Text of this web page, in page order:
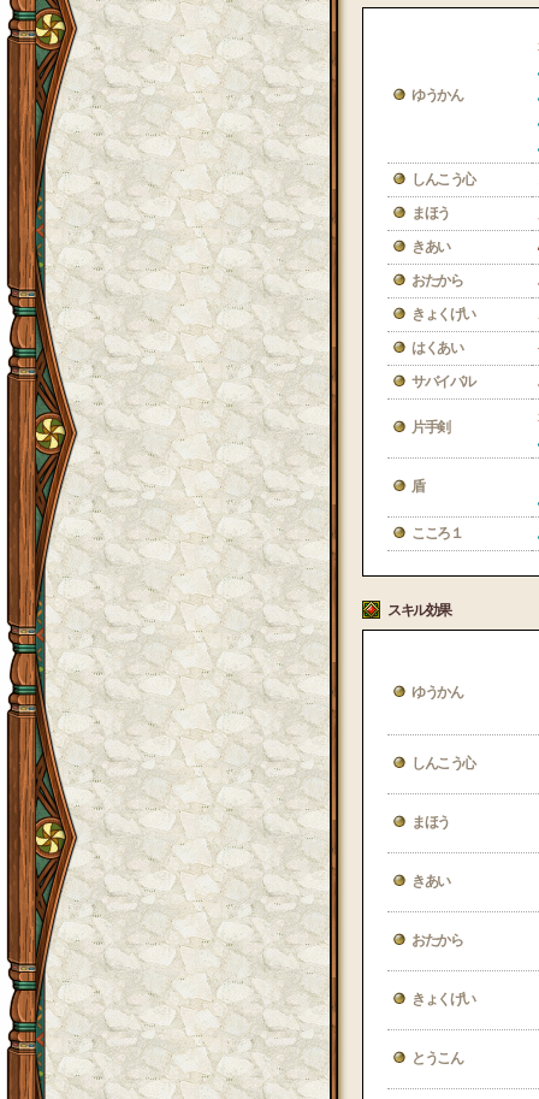
ゆうかん
しんこう心
まほう
きあい
おたから
きょくげい
はくあい
サバイバル
片手剣
盾
こころ１
スキル効果
ゆうかん
しんこう心
まほう
きあい
おたから
きょくげい
とうこん